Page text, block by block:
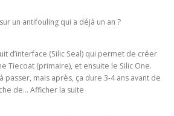
un antifouling qui a déjà un an ?
d’interface (Silic Seal) qui permet de créer
Tiecoat (primaire), et ensuite le Silic One.
passer, mais après, ça dure 3-4 ans avant de
de… Afficher la suite